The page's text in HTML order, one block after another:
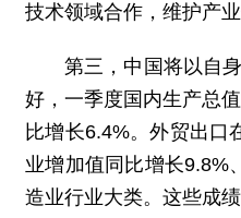
技术领域合作，维护产
第三，中国将以自
好，一季度国内生产总
比增长6.4%。外贸出口
业增加值同比增长9.8%
造业行业大类。这些成